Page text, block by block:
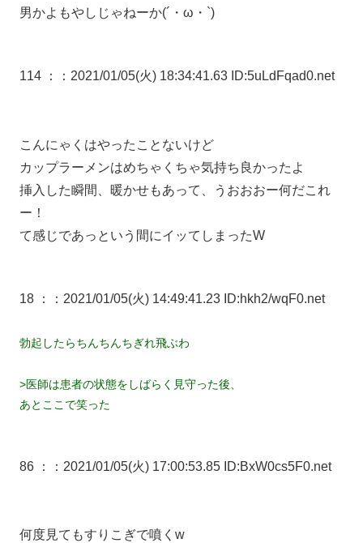
男かよもやしじゃねーか(´・ω・`)
114 ： ：2021/01/05(火) 18:34:41.63 ID:5uLdFqad0.net
こんにゃくはやったことないけど
カップラーメンはめちゃくちゃ気持ち良かったよ
挿入した瞬間、暖かせもあって、うおおおー何だこれ
ー！
て感じであっという間にイッてしまったW
18 ： ：2021/01/05(火) 14:49:41.23 ID:hkh2/wqF0.net
勃起したらちんちんちぎれ飛ぶわ
>医師は患者の状態をしばらく見守った後、
あとここで笑った
86 ： ：2021/01/05(火) 17:00:53.85 ID:BxW0cs5F0.net
何度見てもすりこぎで噴くw